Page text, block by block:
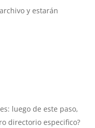
y estarán
luego de este paso,
directorio especifico?